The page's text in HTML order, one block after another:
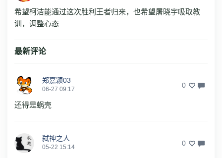
希望柯洁能通过这次胜利王者归来，也希望屠晓宇吸取教
训，调整心态
最新评论
郑嘉颖03
06-27 09:17 0
还得是蜗壳
弑神之人
05-22 15:14 0